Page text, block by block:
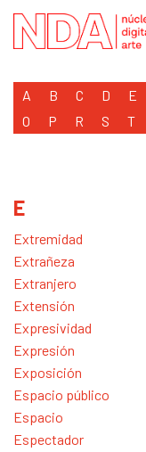
A B C D E
O
P R S T
E
Extremidad
Extrañeza
Extranjero
Extensión
Expresividad
Expresión
Exposición
Espacio público
Espacio
Espectador